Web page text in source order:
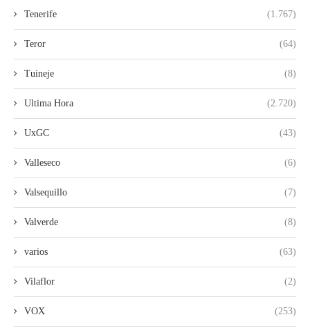
Tenerife (1.767)
Teror (64)
Tuineje (8)
Ultima Hora (2.720)
UxGC (43)
Valleseco (6)
Valsequillo (7)
Valverde (8)
varios (63)
Vilaflor (2)
VOX (253)